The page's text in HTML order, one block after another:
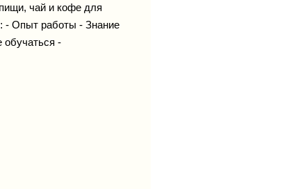
чай и кофе для
- Опыт работы - Знание
-